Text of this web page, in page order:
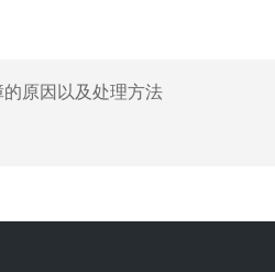
原因以及处理方法